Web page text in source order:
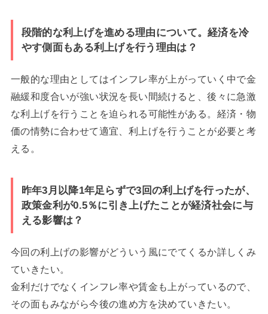
段階的な利上げを進める理由について。経済を冷
やす側面もある利上げを行う理由は？
一般的な理由としてはインフレ率が上がっていく中で金
融緩和度合いが強い状況を長い間続けると、後々に急激
な利上げを行うことを迫られる可能性がある。経済・物
価の情勢に合わせて適宜、利上げを行うことが必要と考
える。
昨年3月以降1年足らずで3回の利上げを行ったが、
政策金利が0.5％に引き上げたことが経済社会に与
える影響は？
今回の利上げの影響がどういう風にでてくるか詳しくみ
ていきたい。
金利だけでなくインフレ率や賃金も上がっているので、
その面もみながら今後の進め方を決めていきたい。